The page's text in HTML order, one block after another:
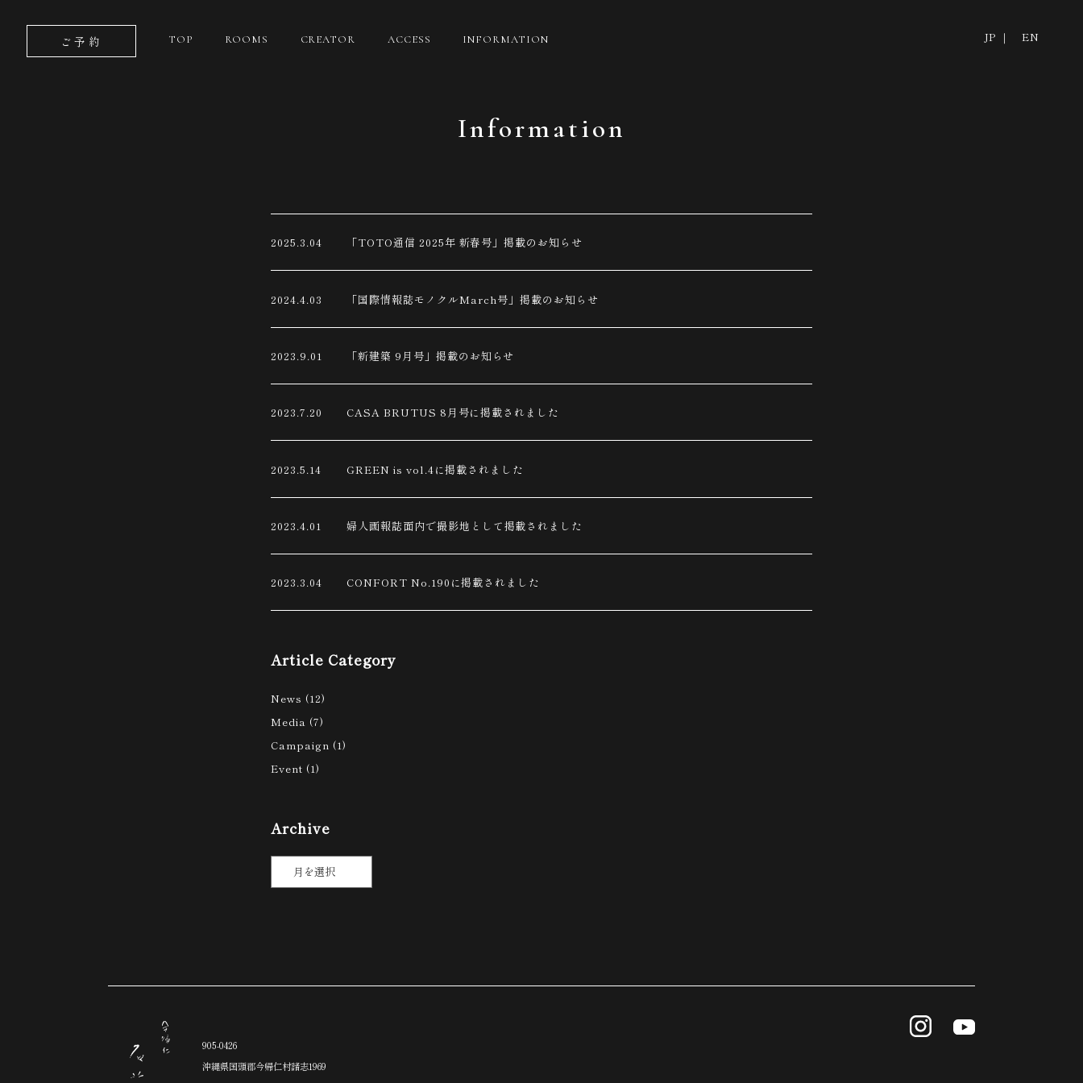
ご予約 TOP ROOMS CREATOR ACCESS INFORMATION JP ｜EN
Information
2025.3.04 「TOTO通信 2025年 新春号」掲載のお知らせ
2024.4.03 「国際情報誌モノクルMarch号」掲載のお知らせ
2023.9.01 「新建築 9月号」掲載のお知らせ
2023.7.20 CASA BRUTUS 8月号に掲載されました
2023.5.14 GREEN is vol.4に掲載されました
2023.4.01 婦人画報誌面内で撮影地として掲載されました
2023.3.04 CONFORT No.190に掲載されました
Article Category
News (12)
Media (7)
Campaign (1)
Event (1)
Archive
905-0426
沖縄県国頭郡今帰仁村諸志1969